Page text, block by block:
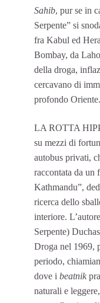
Sahib, pur se in
Serpente” si
fra Kabul ed
Bombay, da
della droga,
cercavano di
profondo Oriente.
LA ROTTA
su mezzi di
autobus privati,
raccontata da un
Kathmandu”,
ricerca dello
interiore.
Serpente)
Droga nel 1969,
periodo,
dove i beatnik
naturali e